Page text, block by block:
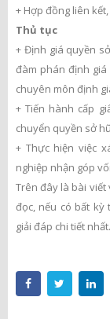
+ Hợp đồng liên
Thủ tục
+ Định giá quyền
đàm phán định
chuyên môn định
+ Tiến hành cấp
chuyển quyền sở
+ Thực hiện việc
nghiệp nhận góp
Trên đây là bài viết
đọc, nếu có bất kỳ
giải đáp chi tiết nhất.